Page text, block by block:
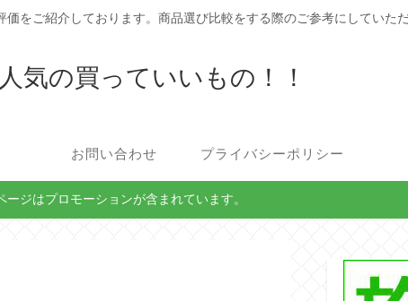
をご紹介しております。商品選び比較をする際のご参考にしていただ
気の買っていいもの！！
お問い合わせ プライバシーポリシー
ージはプロモーションが含まれています。